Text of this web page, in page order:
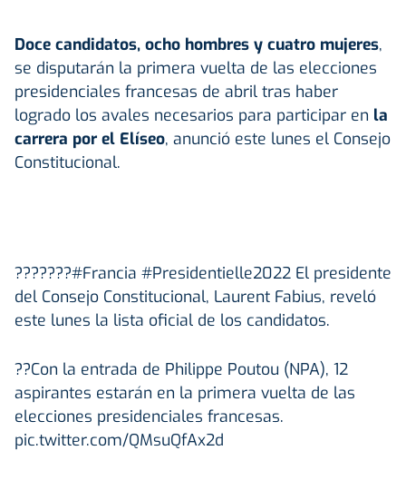
Doce candidatos, ocho hombres y cuatro mujeres,
se disputarán la primera vuelta de las elecciones
presidenciales francesas de abril tras haber
logrado los avales necesarios para participar en la
carrera por el Elíseo, anunció este lunes el Consejo
Constitucional.
???????#Francia #Presidentielle2022 El presidente
del Consejo Constitucional, Laurent Fabius, reveló
este lunes la lista oficial de los candidatos.
??Con la entrada de Philippe Poutou (NPA), 12
aspirantes estarán en la primera vuelta de las
elecciones presidenciales francesas.
pic.twitter.com/QMsuQfAx2d